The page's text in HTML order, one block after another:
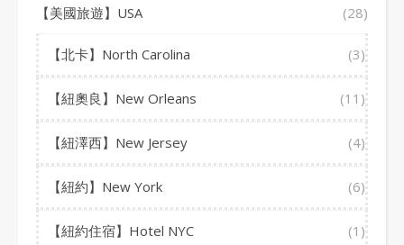
【美國旅遊】USA (28)
【北卡】North Carolina (3)
【紐奧良】New Orleans (11)
【紐澤西】New Jersey (4)
【紐約】New York (6)
【紐約住宿】Hotel NYC (1)